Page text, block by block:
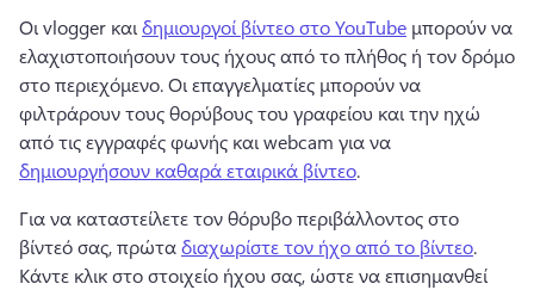
Οι vlogger και δημιουργοί βίντεο στο YouTube μπορούν να
ελαχιστοποιήσουν τους ήχους από το πλήθος ή τον δρόμο
στο περιεχόμενο. Οι επαγγελματίες μπορούν να
φιλτράρουν τους θορύβους του γραφείου και την ηχώ
από τις εγγραφές φωνής και webcam για να
δημιουργήσουν καθαρά εταιρικά βίντεο.
Για να καταστείλετε τον θόρυβο περιβάλλοντος στο
βίντεό σας, πρώτα διαχωρίστε τον ήχο από το βίντεο
Κάντε κλικ στο στοιχείο ήχου σας, ώστε να επισημανθεί